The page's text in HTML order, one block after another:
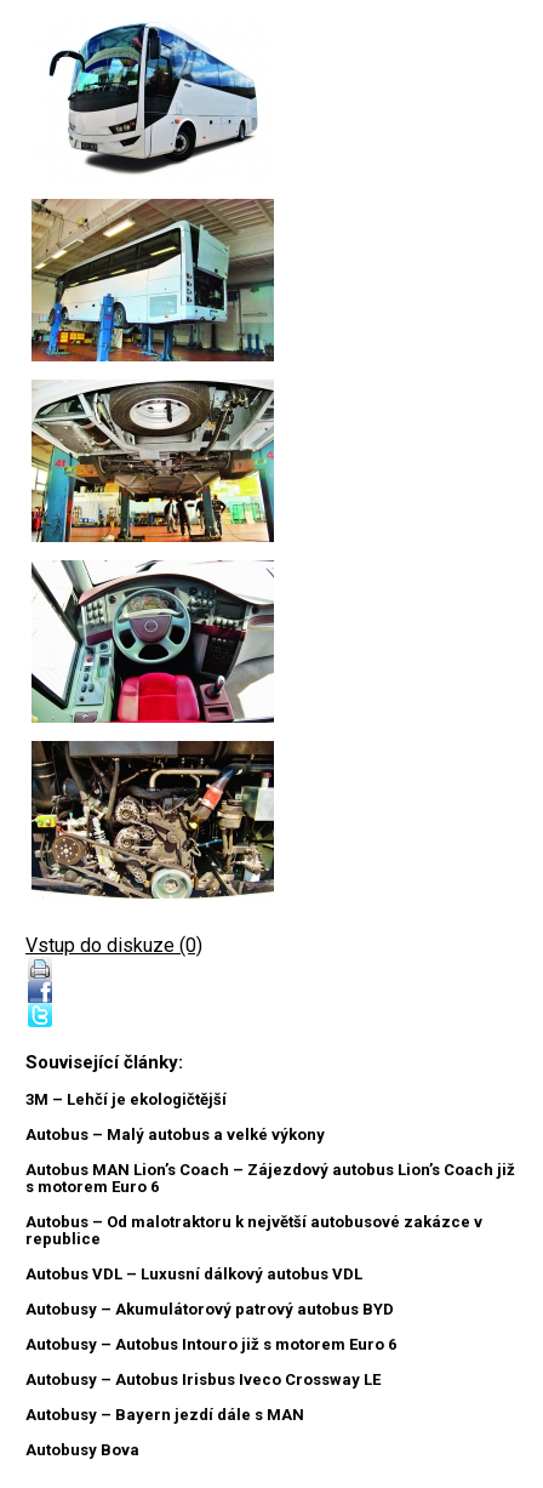
Vstup do diskuze (0)
Související články:
3M – Lehčí je ekologičtější
Autobus – Malý autobus a velké výkony
Autobus MAN Lion’s Coach – Zájezdový autobus Lion’s Coach již
s motorem Euro 6
Autobus – Od malotraktoru k největší autobusové zakázce v
republice
Autobus VDL – Luxusní dálkový autobus VDL
Autobusy – Akumulátorový patrový autobus BYD
Autobusy – Autobus Intouro již s motorem Euro 6
Autobusy – Autobus Irisbus Iveco Crossway LE
Autobusy – Bayern jezdí dále s MAN
Autobusy Bova